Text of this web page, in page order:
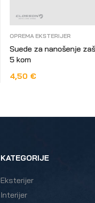
OPREMA EKSTERIJER
Suede za nanošenje
5 kom
4,50 €
KATEGORIJE
Eksterijer
Interijer